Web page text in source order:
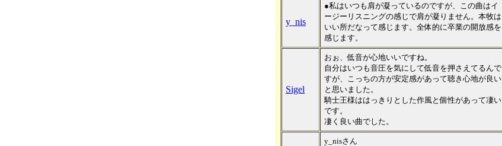
y_nis
●私はいつも肩が凝っているのですが、この曲はイ
ージーリスニングの感じで肩が凝りません。本牧は
いい所だなって感じます。全体的に卒業の開放感を
感じます。
Sigel
おぉ、低音が心地いいですね。
自分はいつも音圧を気にして低音を押さえてるんで
すが、こっちの方が安定感があって聴き心地が良い
と思いました。
騎士王様ははっきりとした作風と個性があって凄い
です。
凄く良い曲でした。
y_nisさん